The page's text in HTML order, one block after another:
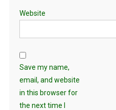
Website
Save my name,
email, and website
in this browser for
the next time I